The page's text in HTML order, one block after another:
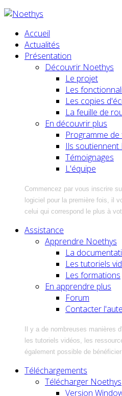
Accueil
Actualités
Présentation
Découvrir Noethys
Le projet
Les
Les copies
La feuille de
En découvrir plus
Programme
Ils soutiennent
Témoignages
L'équipe
Commencez par vous inscrire
logiciel pour la première fois, il
celui qui correspond le plus à
Assistance
Apprendre Noethys
La
Les tutoriels
Les formations
En apprendre plus
Forum
Contacter
Il y a de nombreuses manières
les tutoriels vidéos, les
également possible de
Téléchargements
Télécharger Noethys
Version